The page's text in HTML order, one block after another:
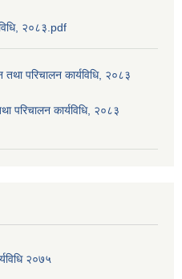
२०८३.pdf
तथा परिचालन कार्यविधि, २०८३
परिचालन कार्यविधि, २०८३
२०७५